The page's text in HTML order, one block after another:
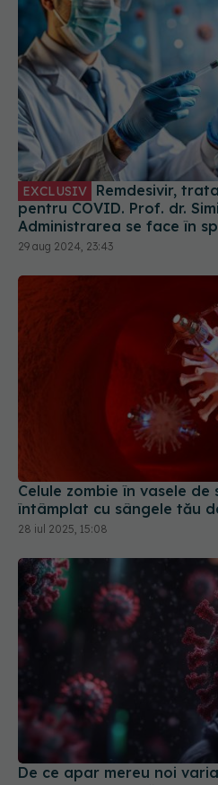
EXCLUSIV
pentru COVID. Prof. dr.
Administrarea se face în
29 aug 2024, 23:43
Celule zombie în vasele de
întâmplat cu sângele tău
28 iul 2025, 15:08
De ce apar mereu noi